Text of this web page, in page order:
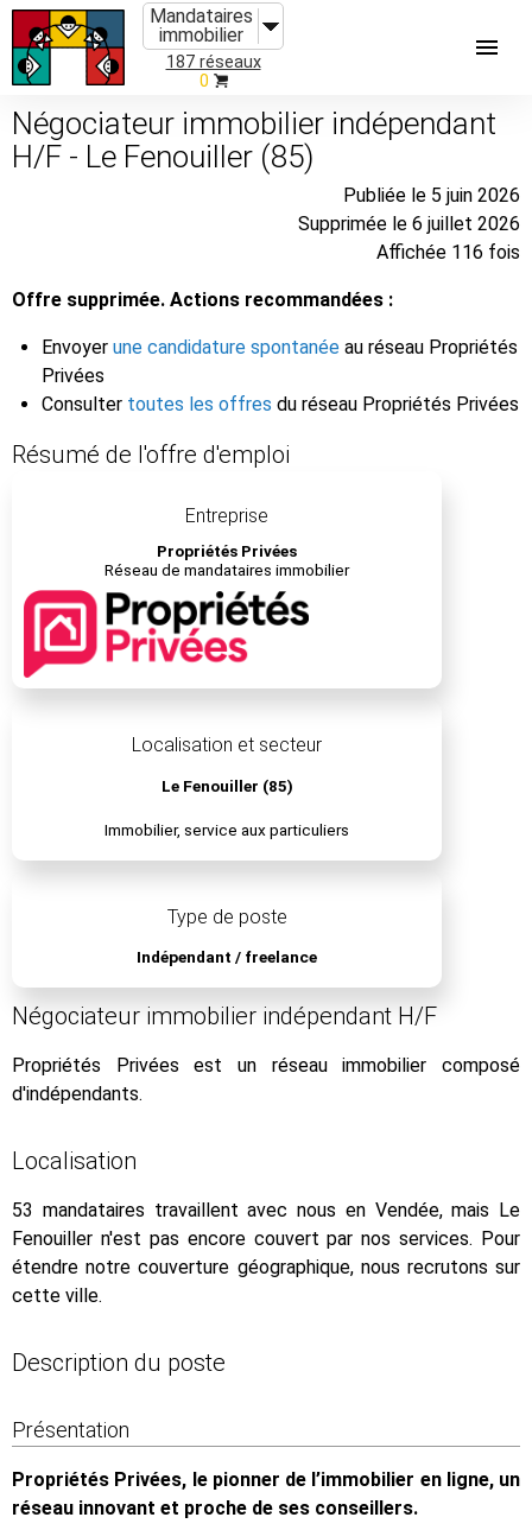
Mandataires
immobilier
187 réseaux
0
Négociateur immobilier indépendant
H/F - Le Fenouiller (85)
Publiée le 5 juin 2026
Supprimée le 6 juillet 2026
Affichée 116 fois
Offre supprimée. Actions recommandées :
Envoyer une candidature spontanée au réseau Propriétés
Privées
Consulter toutes les offres du réseau Propriétés Privées
Résumé de l'offre d'emploi
Entreprise
Propriétés Privées
Réseau de mandataires immobilier
Localisation et secteur
Le Fenouiller (85)
Immobilier, service aux particuliers
Type de poste
Indépendant / freelance
Négociateur immobilier indépendant H/F
Propriétés Privées est un réseau immobilier composé
d'indépendants.
Localisation
53 mandataires travaillent avec nous en Vendée, mais Le
Fenouiller n'est pas encore couvert par nos services. Pour
étendre notre couverture géographique, nous recrutons sur
cette ville.
Description du poste
Présentation
Propriétés Privées, le pionner de l’immobilier en ligne, un
réseau innovant et proche de ses conseillers.